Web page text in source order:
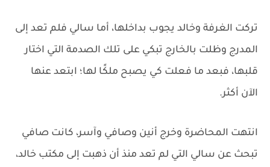
تركت الغرفة وخالد يجوب بداخلها، أما سالي فلم تعد إلى
المدرج وظلت بالخارج تبكي على تلك الصدمة التي اختار
قلبها، فبعد ما فعلت كي يصبح ملكًا لها؛ ابتعد عنها
الآن أكثر.
انتهت المحاضرة وخرج أنين وصافي وآسر، كانت صافي
تبحث عن سالي التي لم تعد منذ أن ذهبت إلى مكتب خالد،